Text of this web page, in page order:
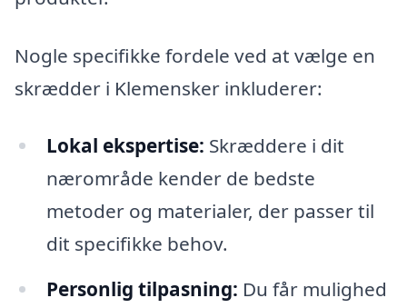
Nogle specifikke fordele ved at vælge en
skrædder i Klemensker inkluderer:
Lokal ekspertise: Skræddere i dit
nærområde kender de bedste
metoder og materialer, der passer til
dit specifikke behov.
Personlig tilpasning: Du får mulighed